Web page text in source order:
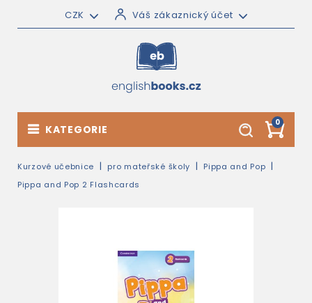
CZK Váš zákaznický účet
0
KATEGORIE
Kurzové učebnice pro mateřské školy
Pippa and Pop
Pippa and Pop 2 Flashcards